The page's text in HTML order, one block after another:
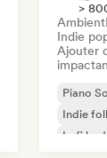
>
Ambient
Indie
Ajouter
Piano
Indie
Lofi